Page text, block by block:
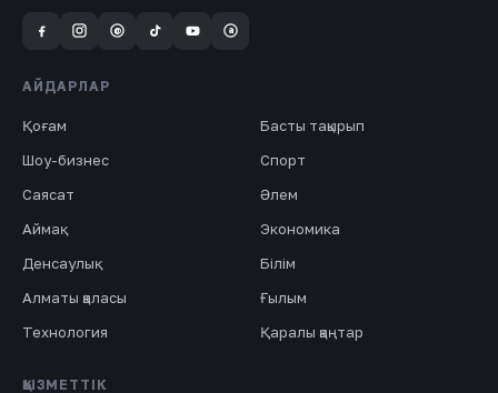
@ a
АЙДАРЛАР
Қоғам
Басты тақырып
Шоу-бизнес
Спорт
Саясат
Әлем
Аймақ
Экономика
Денсаулық
Білім
Алматы қаласы
Ғылым
Технология
Қаралы қаңтар
ҚЫЗМЕТТІК